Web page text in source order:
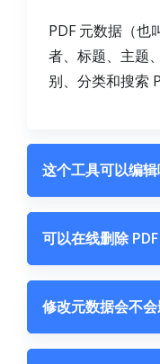
PDF 元数据（也
者、标题、主题
别、分类和搜索
这个工具可以编
可以在线删除
修改元数据会不